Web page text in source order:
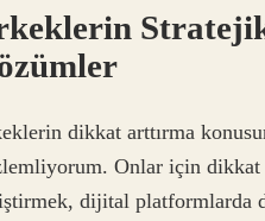
Stratejik
dikkat arttırma
Onlar için dikkat
dijital platformlarda